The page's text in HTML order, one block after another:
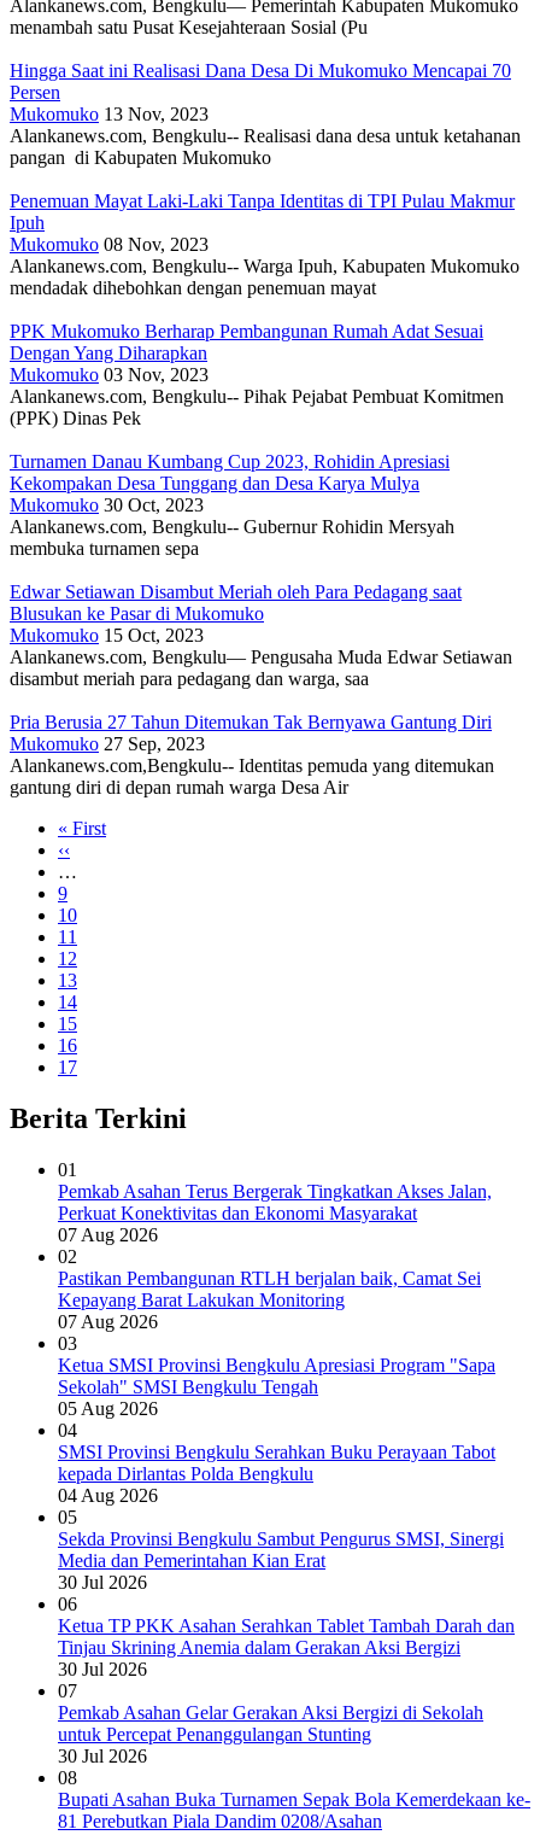
Alankanews.com, Bengkulu— Pemerintah Kabupaten Mukomuko
menambah satu Pusat Kesejahteraan Sosial (Pu
Hingga Saat ini Realisasi Dana Desa Di Mukomuko Mencapai 70
Persen
Mukomuko 13 Nov, 2023
Alankanews.com, Bengkulu-- Realisasi dana desa untuk ketahanan
pangan di Kabupaten Mukomuko
Penemuan Mayat Laki-Laki Tanpa Identitas di TPI Pulau Makmur
Ipuh
Mukomuko 08 Nov, 2023
Alankanews.com, Bengkulu-- Warga Ipuh, Kabupaten Mukomuko
mendadak dihebohkan dengan penemuan mayat
PPK Mukomuko Berharap Pembangunan Rumah Adat Sesuai
Dengan Yang Diharapkan
Mukomuko 03 Nov, 2023
Alankanews.com, Bengkulu-- Pihak Pejabat Pembuat Komitmen
(PPK) Dinas Pek
Turnamen Danau Kumbang Cup 2023, Rohidin Apresiasi
Kekompakan Desa Tunggang dan Desa Karya Mulya
Mukomuko 30 Oct, 2023
Alankanews.com, Bengkulu-- Gubernur Rohidin Mersyah
membuka turnamen sepa
Edwar Setiawan Disambut Meriah oleh Para Pedagang saat
Blusukan ke Pasar di Mukomuko
Mukomuko 15 Oct, 2023
Alankanews.com, Bengkulu— Pengusaha Muda Edwar Setiawan
disambut meriah para pedagang dan warga, saa
Pria Berusia 27 Tahun Ditemukan Tak Bernyawa Gantung Diri
Mukomuko 27 Sep, 2023
Alankanews.com,Bengkulu-- Identitas pemuda yang ditemukan
gantung diri di depan rumah warga Desa Air
Pagination
First
page
« First
Previous
page
‹‹
…
Page
9
Page
10
Page
11
Page
12
Page
13
Page
14
Page
15
Page
16
Current
17
Berita Terkini
01
Pemkab Asahan Terus Bergerak Tingkatkan Akses Jalan,
Perkuat Konektivitas dan Ekonomi Masyarakat
07 Aug 2026
02
Pastikan Pembangunan RTLH berjalan baik, Camat Sei
Kepayang Barat Lakukan Monitoring
07 Aug 2026
03
Ketua SMSI Provinsi Bengkulu Apresiasi Program "Sapa
Sekolah" SMSI Bengkulu Tengah
05 Aug 2026
04
SMSI Provinsi Bengkulu Serahkan Buku Perayaan Tabot
kepada Dirlantas Polda Bengkulu
04 Aug 2026
05
Sekda Provinsi Bengkulu Sambut Pengurus SMSI, Sinergi
Media dan Pemerintahan Kian Erat
30 Jul 2026
06
Ketua TP PKK Asahan Serahkan Tablet Tambah Darah dan
Tinjau Skrining Anemia dalam Gerakan Aksi Bergizi
30 Jul 2026
07
Pemkab Asahan Gelar Gerakan Aksi Bergizi di Sekolah
untuk Percepat Penanggulangan Stunting
30 Jul 2026
08
Bupati Asahan Buka Turnamen Sepak Bola Kemerdekaan ke-
81 Perebutkan Piala Dandim 0208/Asahan